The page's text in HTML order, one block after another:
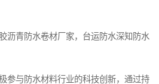
沥青防水卷材厂家，台运防水深知防水
参与防水材料行业的科技创新，通过持